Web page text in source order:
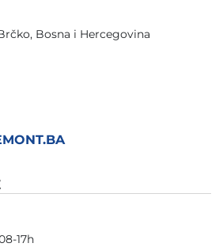
Bosna i Hercegovina
17h